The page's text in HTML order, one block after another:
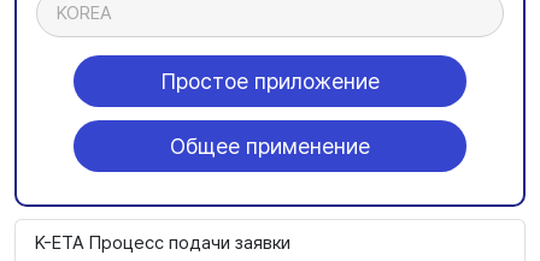
KOREA
Простое приложение
Общее применение
K-ETA Процесс подачи заявки